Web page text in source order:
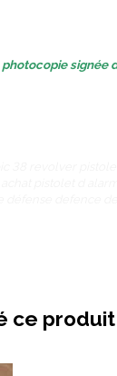
photocopie
ce